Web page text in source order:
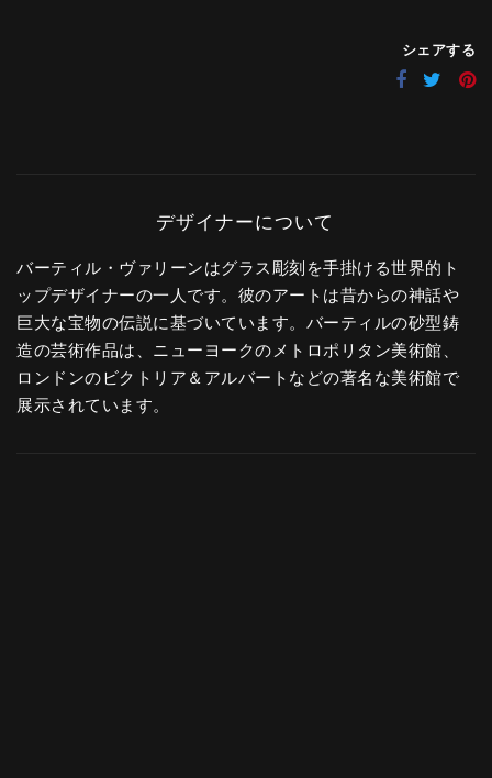
シェアする
バーティル・ヴァリーンはグラス彫刻を手掛ける世界的ト
ップデザイナーの一人です。彼のアートは昔からの神話や
巨大な宝物の伝説に基づいています。バーティルの砂型鋳
造の芸術作品は、ニューヨークのメトロポリタン美術館、
ロンドンのビクトリア＆アルバートなどの著名な美術館で
展示されています。